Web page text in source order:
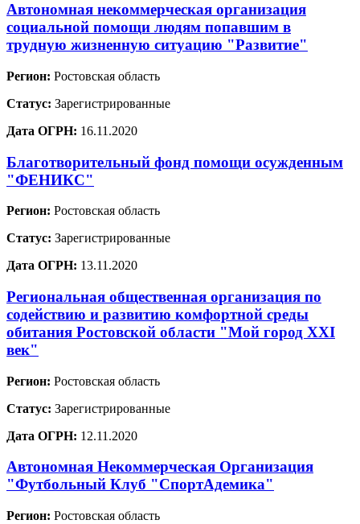
Автономная некоммерческая организация
социальной помощи людям попавшим в
трудную жизненную ситуацию "Развитие"
Регион: Ростовская область
Статус: Зарегистрированные
Дата ОГРН: 16.11.2020
Благотворительный фонд помощи осужденным
"ФЕНИКС"
Регион: Ростовская область
Статус: Зарегистрированные
Дата ОГРН: 13.11.2020
Региональная общественная организация по
содействию и развитию комфортной среды
обитания Ростовской области "Мой город XXI
век"
Регион: Ростовская область
Статус: Зарегистрированные
Дата ОГРН: 12.11.2020
Автономная Некоммерческая Организация
"Футбольный Клуб "СпортАдемика"
Регион: Ростовская область